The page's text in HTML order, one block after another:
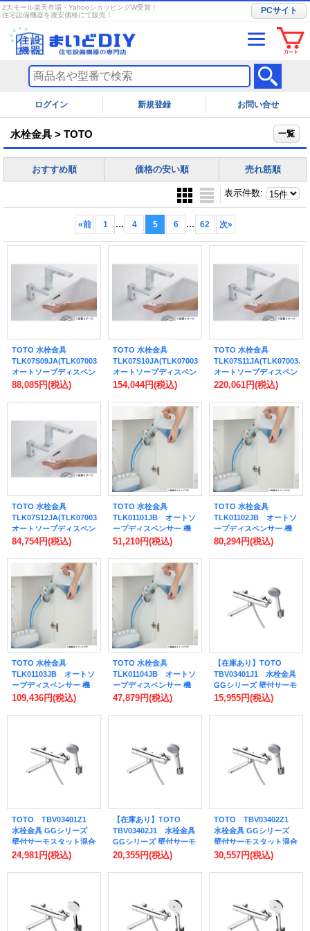
2大モール楽天市場・YahooショッピングW受賞！
住宅設備機器を激安価格にて販売！
PCサイト
ログイン お問い合せ
水栓金具 > TOTO 一覧
おすすめ順 価格の安い順 売れ筋順
表示件数:
«前 1 ... 4 5 6 ... 62 次»
TOTO 水栓金具
TLK07S09JA(TLK07003JA+TLK01101JB)
オートソープディスペン
サーセット 丸スパウト
TLK07S09J)
88,085円(税込)
TOTO 水栓金具
TLK07S10JA(TLK07003JA+TLK01102JB)
オートソープディスペン
サーセット 丸スパウト
TLK07S10J)
154,044円(税込)
TOTO 水栓金具
オートソープディスペン
サーセット 丸スパウト
TLK07S11J)
220,061円(税込)
TOTO 水栓金具
TLK07S12JA(TLK07003JA+TLK01104JB)
オートソープディスペン
サーセット 丸スパウト
TLK07S12J)
84,754円(税込)
TOTO 水栓金具
TLK01101JB オートソ
ープディスペンサー 機
能部 AC100V 1連 (旧品
51,210円(税込)
TOTO 水栓金具
TLK01102JB オートソ
ープディスペンサー 機
能部 AC100V 2連 (旧品
80,294円(税込)
TOTO 水栓金具
TLK01103JB オートソ
ープディスペンサー 機
能部 AC100V 3連 (旧品
109,436円(税込)
TOTO 水栓金具
TLK01104JB オートソ
ープディスペンサー 機
能部 AC100V 1連 (旧品
47,879円(税込)
【在庫あり】TOTO
TBV03401J1 水栓金具
GGシリーズ 壁付サーモ
スタット混合水栓 (コン
ウト170mm [☆2]
15,955円(税込)
TOTO TBV03401Z1
水栓金具 GGシリーズ
壁付サーモスタット混合
水栓 (コンフォートウエ
寒冷地用 [■]
24,981円(税込)
【在庫あり】TOTO
TBV03402J1 水栓金具
GGシリーズ 壁付サーモ
スタット混合水栓 (コン
ク) スパウト170mm
20,355円(税込)
TOTO TBV03402Z1
水栓金具 GGシリーズ
壁付サーモスタット混合
水栓 (コンフォートウエ
170mm 寒冷地用 [■]
30,557円(税込)